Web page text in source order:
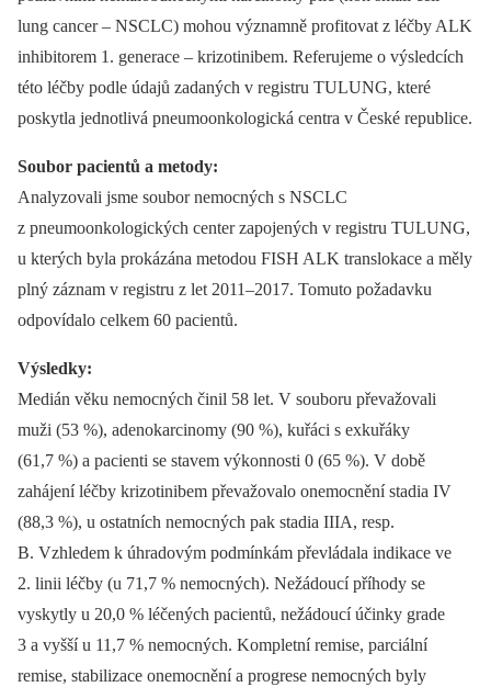
lung cancer –⁠ NSCLC) mohou významně profitovat z léčby ALK
inhibitorem 1. generace –⁠ krizotinibem. Referujeme o výsledcích
této léčby podle údajů zadaných v registru TULUNG, které
poskytla jednotlivá pneumoonkologická centra v České republice.
Soubor pacientů a metody:
Analyzovali jsme soubor nemocných s NSCLC
z pneumoonkologických center zapojených v registru TULUNG,
u kterých byla prokázána metodou FISH ALK translokace a měly
plný záznam v registru z let 2011–2017. Tomuto požadavku
odpovídalo celkem 60 pacientů.
Výsledky:
Medián věku nemocných činil 58 let. V souboru převažovali
muži (53 %), adenokarcinomy (90 %), kuřáci s exkuřáky
(61,7 %) a pacienti se stavem výkonnosti 0 (65 %). V době
zahájení léčby krizotinibem převažovalo onemocnění stadia IV
(88,3 %), u ostatních nemocných pak stadia IIIA, resp.
B. Vzhledem k úhradovým podmínkám převládala indikace ve
2. linii léčby (u 71,7 % nemocných). Nežádoucí příhody se
vyskytly u 20,0 % léčených pacientů, nežádoucí účinky grade
3 a vyšší u 11,7 % nemocných. Kompletní remise, parciální
remise, stabilizace onemocnění a progrese nemocných byly